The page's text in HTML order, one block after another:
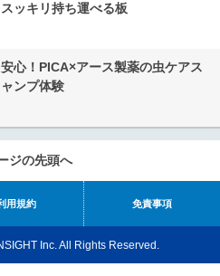
ッキリ持ち運べる板
心！PICA×アース製薬の虫ケアス
ンプ体験
ジの先頭へ
用規約 免責事項
Inc. All Rights Reserved.